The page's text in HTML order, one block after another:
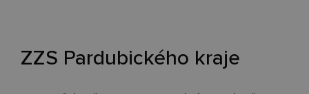
ZZS Pardubického kraje